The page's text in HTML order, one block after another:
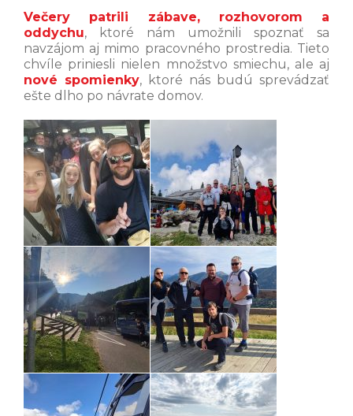
Večery patrili zábave, rozhovorom a
oddychu, ktoré nám umožnili spoznať sa
navzájom aj mimo pracovného prostredia. Tieto
chvíle priniesli nielen množstvo smiechu, ale aj
nové spomienky, ktoré nás budú sprevádzať
ešte dlho po návrate domov.